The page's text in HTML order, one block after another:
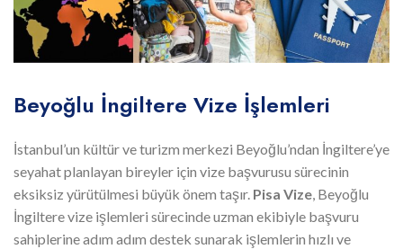
Beyoğlu İngiltere Vize İşlemleri
İstanbul’un kültür ve turizm merkezi Beyoğlu’ndan İngiltere’ye
seyahat planlayan bireyler için vize başvurusu sürecinin
eksiksiz yürütülmesi büyük önem taşır. Pisa Vize, Beyoğlu
İngiltere vize işlemleri sürecinde uzman ekibiyle başvuru
sahiplerine adım adım destek sunarak işlemlerin hızlı ve